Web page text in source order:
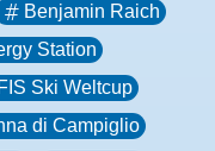
Benjamin Raich
Station
FIS Ski Weltcup
di Campiglio